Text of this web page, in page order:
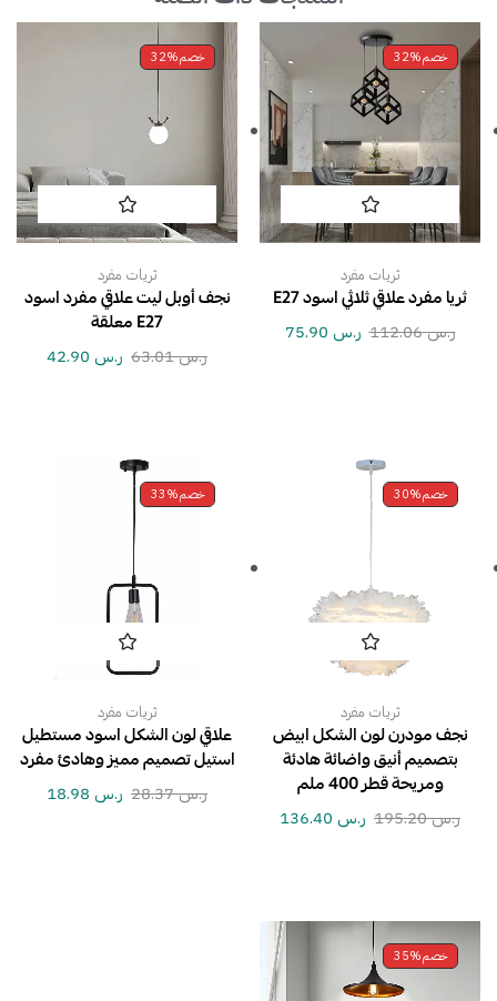
خصم32%
ثريات مفرد
ثريا مفرد علاقي ثلاثي اسود E27
ر.س112.06 ر.س
خصم32%
ثريات مفرد
نجف أوبل ليت علاقي مفرد اسود
E27 معلقة
ر.س63.01 ر.س
خصم30%
ثريات مفرد
نجف مودرن لون الشكل ابيض
بتصميم أنيق واضائة هادئة
ومريحة قطر 400 ملم
ر.س195.20 ر.س
خصم33%
ثريات مفرد
علاقي لون الشكل اسود مستطيل
استيل تصميم مميز وهادئ مفرد
ر.س28.37 ر.س
خصم35%